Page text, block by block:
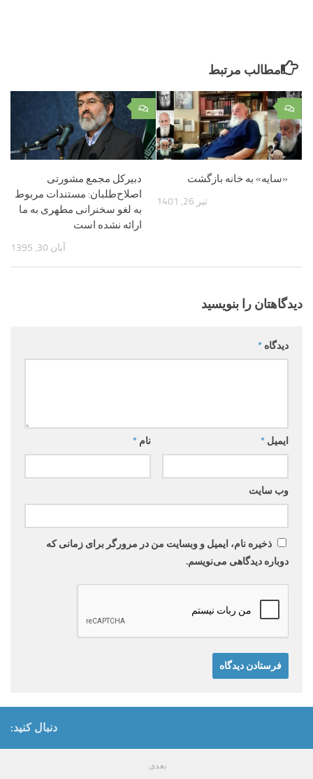
مطالب مرتبط
۰
دبیرکل مجمع مشورتی
اصلاح‌طلبان: مستندات مربوط
به لغو سخنرانی مطهری به ما
ارائه نشده است
آبان 30, 1395
۰
«سایه» به خانه بازگشت
تیر 26, 1401
دیدگاهتان را بنویسید
دیدگاه *
نام * ایمیل *
وب‌ سایت
ذخیره نام، ایمیل و وبسایت من در مرورگر برای زمانی که
دوباره دیدگاهی می‌نویسم.
دنبال کنید:
بعدی